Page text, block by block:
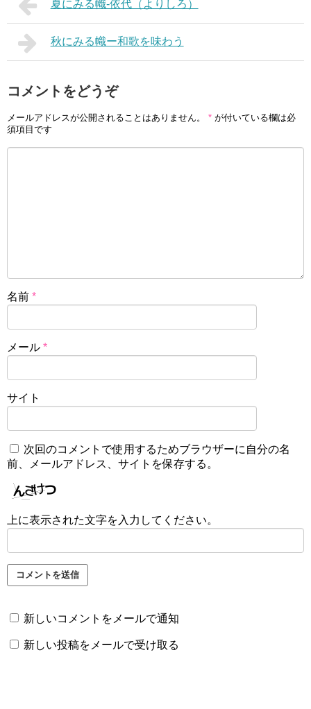
夏にみる幟-依代（よりしろ）
秋にみる幟ー和歌を味わう
コメントをどうぞ
メールアドレスが公開されることはありません。 * が付いている欄は必
須項目です
名前 *
メール *
サイト
次回のコメントで使用するためブラウザーに自分の名
前、メールアドレス、サイトを保存する。
上に表示された文字を入力してください。
新しいコメントをメールで通知
新しい投稿をメールで受け取る